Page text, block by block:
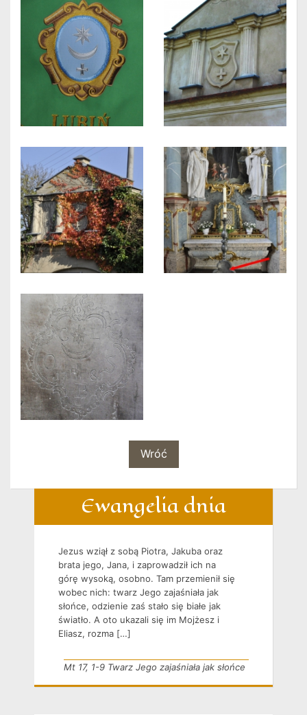
Wróć
Ewangelia dnia
Jezus wziął z sobą Piotra, Jakuba oraz
brata jego, Jana, i zaprowadził ich na
górę wysoką, osobno. Tam przemienił się
wobec nich: twarz Jego zajaśniała jak
słońce, odzienie zaś stało się białe jak
światło. A oto ukazali się im Mojżesz i
Eliasz, rozma […]
Mt 17, 1-9 Twarz Jego zajaśniała jak słońce